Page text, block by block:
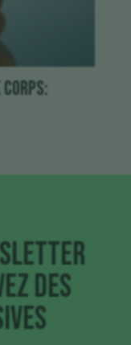
corps:
des